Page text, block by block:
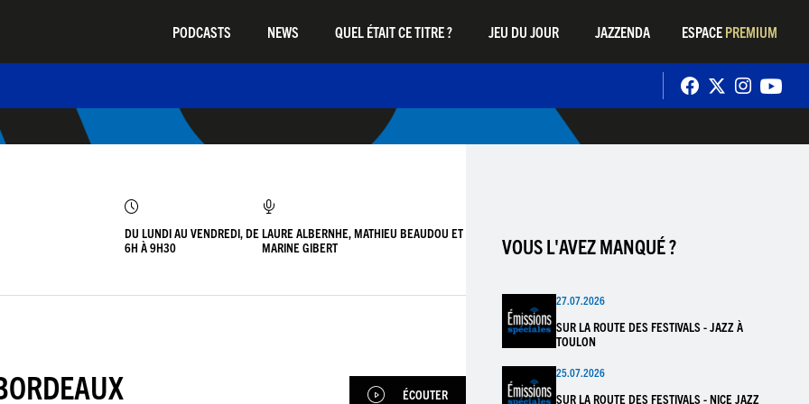
PODCASTS NEWS QUEL ÉTAIT CE TITRE ? JEU DU JOUR JAZZENDA ESPACE PREMIUM
DU LUNDI AU VENDREDI, DE
6H À 9H30
LAURE ALBERNHE, MATHIEU BEAUDOU ET
MARINE GIBERT
ÉCOUTER
VOUS L'AVEZ MANQUÉ ?
27.07.2026
SUR LA ROUTE DES FESTIVALS - JAZZ À
TOULON
25.07.2026
SUR LA ROUTE DES FESTIVALS - NICE JAZZ